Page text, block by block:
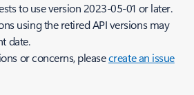
to use version 2023-05-01 or later.
using the retired API versions may
date.
or concerns, pleasecreate an issue